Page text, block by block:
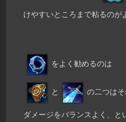
けやすいところまで粘るのが
をよく勧めるのは
と の二つは
ダメージをバランスよく、